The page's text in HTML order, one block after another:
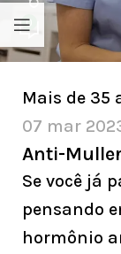
0
Mais de 35
07 mar
Anti-
Se você já
pensando
hormônio